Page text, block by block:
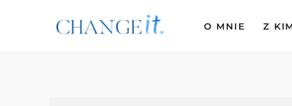
O MNIE Z